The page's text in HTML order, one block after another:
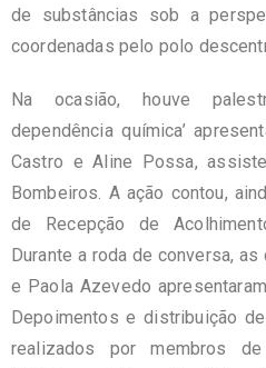
de substâncias sob a
coordenadas pelo polo
Na ocasião, houve
dependência química’
Castro e Aline Possa,
Bombeiros. A ação contou,
de Recepção de
Durante a roda de conversa,
e Paola Azevedo
Depoimentos e distribuição
realizados por membros